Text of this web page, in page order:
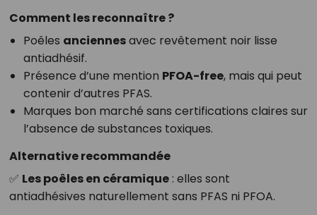
Comment les reconnaître ?
Poêles anciennesavec revêtement noir lisse
antiadhésif.
Présence d’une mention PFOA-free, mais qui peut
contenir d’autres PFAS.
Marques bon marché sans certifications claires sur
l’absence de substances toxiques.
Alternative recommandée
✅ Les poêles en céramique: elles sont
antiadhésives naturellement sans PFAS ni PFOA.